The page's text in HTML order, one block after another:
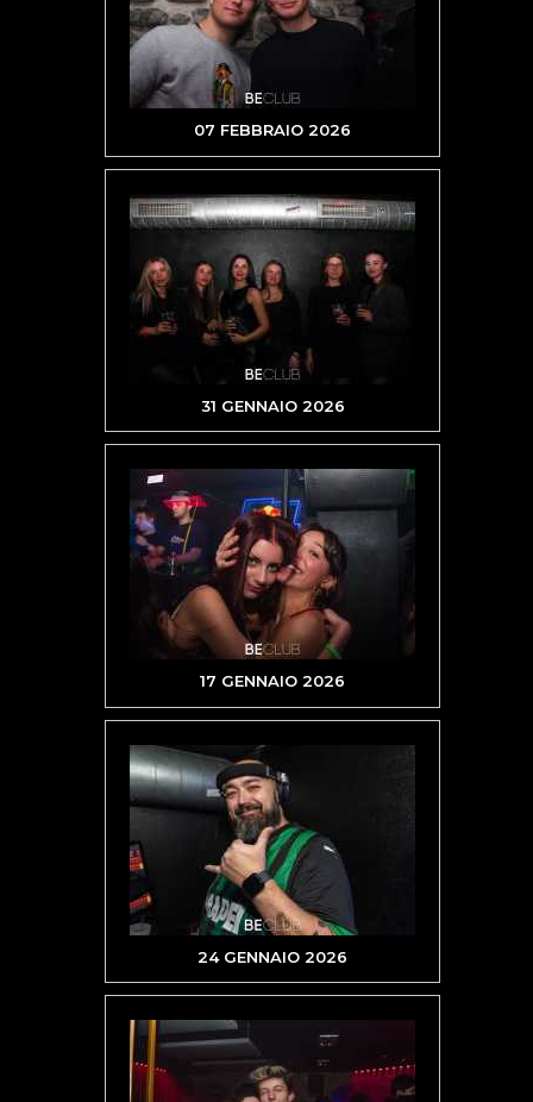
07 FEBBRAIO 2026
31 GENNAIO 2026
17 GENNAIO 2026
24 GENNAIO 2026